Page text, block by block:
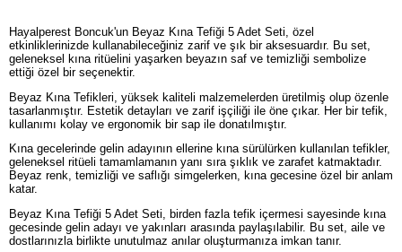
Hayalperest Boncuk'un Beyaz Kına Tefiği 5 Adet Seti, özel
etkinliklerinizde kullanabileceğiniz zarif ve şık bir aksesuardır. Bu set,
geleneksel kına ritüelini yaşarken beyazın saf ve temizliği sembolize
ettiği özel bir seçenektir.
Beyaz Kına Tefikleri, yüksek kaliteli malzemelerden üretilmiş olup özenle
tasarlanmıştır. Estetik detayları ve zarif işçiliği ile öne çıkar. Her bir tefik,
kullanımı kolay ve ergonomik bir sap ile donatılmıştır.
Kına gecelerinde gelin adayının ellerine kına sürülürken kullanılan tefikler,
geleneksel ritüeli tamamlamanın yanı sıra şıklık ve zarafet katmaktadır.
Beyaz renk, temizliği ve saflığı simgelerken, kına gecesine özel bir anlam
katar.
Beyaz Kına Tefiği 5 Adet Seti, birden fazla tefik içermesi sayesinde kına
gecesinde gelin adayı ve yakınları arasında paylaşılabilir. Bu set, aile ve
dostlarınızla birlikte unutulmaz anılar oluşturmanıza imkan tanır.